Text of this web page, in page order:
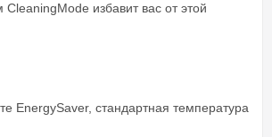
избавит вас от этой
EnergySaver, стандартная температура